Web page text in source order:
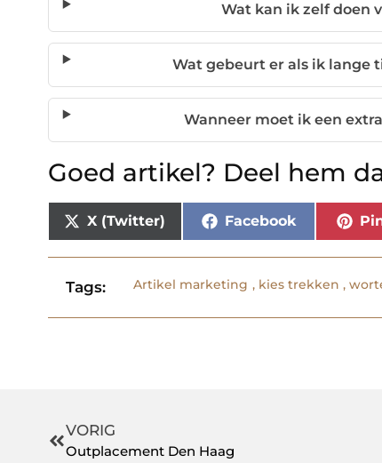
Wat kan ik zelf doen
Wat gebeurt er als ik lange
Wanneer moet ik een
Goed artikel? Deel hem
X (Twitter) Facebook
Tags: Artikel marketing , kies trekken ,
VORIG
Outplacement Den Haag